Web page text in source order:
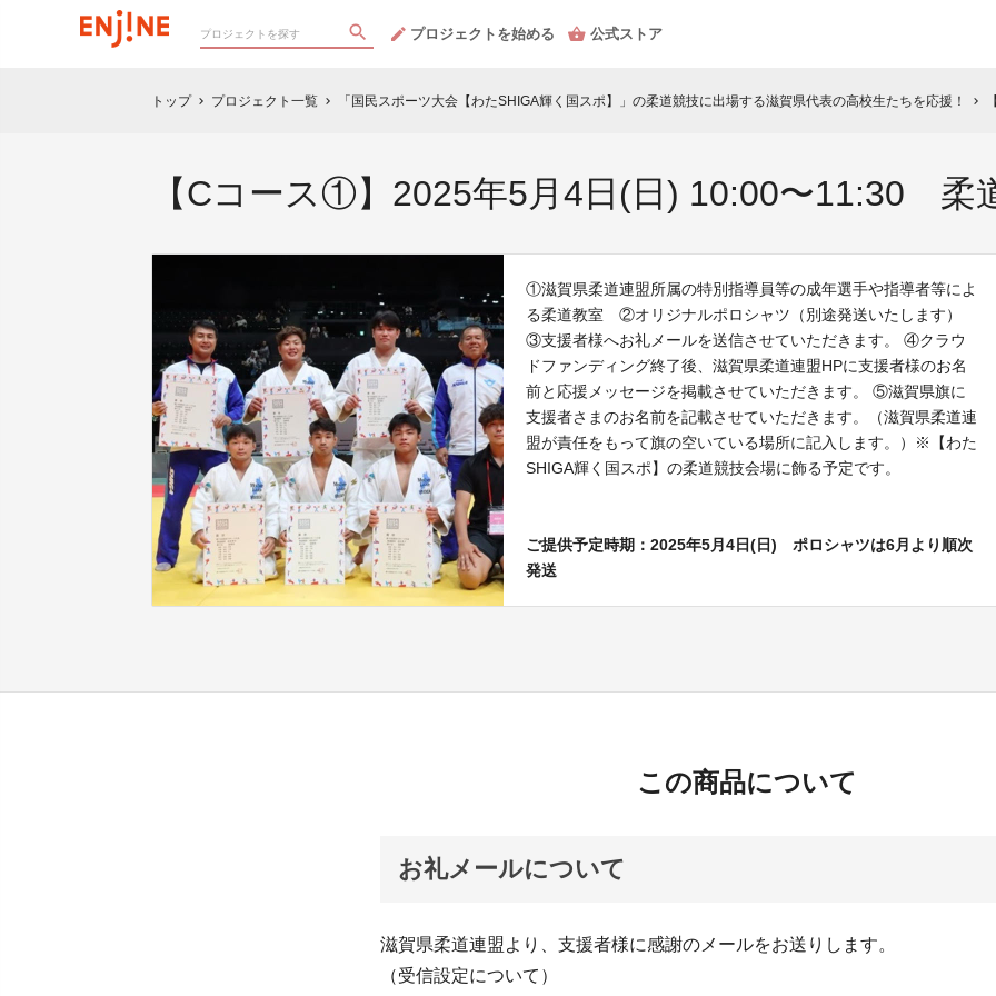
プロジェクトを始める 公式ストア
トップ chevron_right プロジェクト一覧 chevron_right 「国民スポーツ大会【わたSHIGA輝く国スポ】」の柔道競技に出場する滋賀県代表の高校生たちを応援！ chevron_right
【Cコース①】2025年5月4日(日) 10:00〜11:30 柔
①滋賀県柔道連盟所属の特別指導員等の成年選手や指導者等によ
る柔道教室 ②オリジナルポロシャツ（別途発送いたします）
③支援者様へお礼メールを送信させていただきます。 ④クラウ
ドファンディング終了後、滋賀県柔道連盟HPに支援者様のお名
前と応援メッセージを掲載させていただきます。 ⑤滋賀県旗に
支援者さまのお名前を記載させていただきます。（滋賀県柔道連
盟が責任をもって旗の空いている場所に記入します。）※【わた
SHIGA輝く国スポ】の柔道競技会場に飾る予定です。
ご提供予定時期：2025年5月4日(日) ポロシャツは6月より順次
発送
この商品について
お礼メールについて
滋賀県柔道連盟より、支援者様に感謝のメールをお送りします。
（受信設定について）